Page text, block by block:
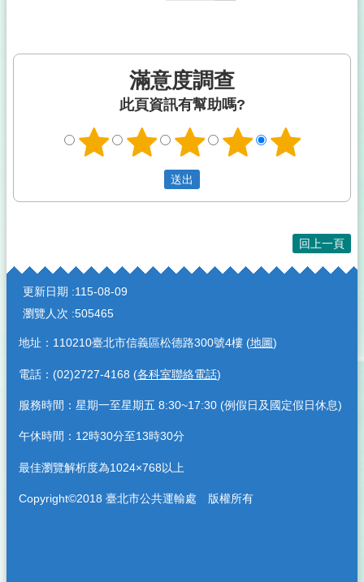
滿意度調查
此頁資訊有幫助嗎?
回上一頁
:::
更新日期
115-08-09
瀏覽人次 505465
地址：110210臺北市信義區松德路300號4樓 (地圖)
電話：(02)2727-4168 (各科室聯絡電話)
服務時間：星期一至星期五 8:30~17:30 (例假日及國定假日休息)
午休時間：12時30分至13時30分
最佳瀏覽解析度為1024×768以上
Copyright©2018 臺北市公共運輸處 版權所有